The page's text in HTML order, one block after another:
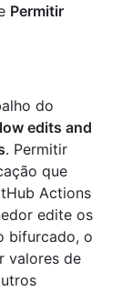
Permitir
do
edits and
. Permitir
que
Actions
edite os
bifurcado, o
valores de